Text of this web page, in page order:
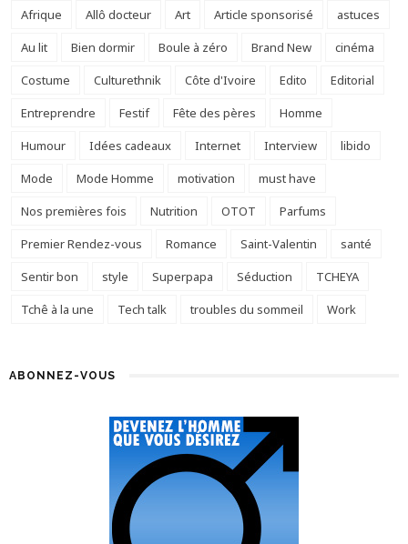
Afrique Allô docteur Art Article sponsorisé
astuces
Au lit
Bien dormir Boule à zéro Brand New
cinéma
Costume
Culturethnik Côte d'Ivoire Edito
Editorial
Entreprendre
Festif Fête des pères
Homme
Humour
Idées cadeaux Internet Interview
libido
Mode
Mode Homme motivation
must have
Nos premières fois
Nutrition OTOT
Parfums
Premier Rendez-vous
Romance Saint-Valentin
santé
Sentir bon
style Superpapa Séduction
TCHEYA
Tchê à la une
Tech talk troubles du sommeil Work
ABONNEZ-VOUS